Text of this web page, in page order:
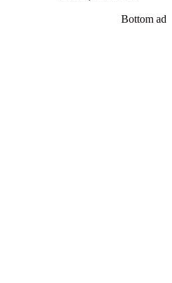
Bottom ad